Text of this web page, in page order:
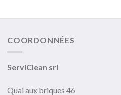
COORDONNÉES
ServiClean srl
Quai aux briques 46